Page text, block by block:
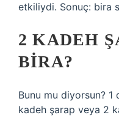
etkiliydi. Sonuç: bira
2 KADEH
BIRA?
Bunu mu diyorsun?
kadeh şarap veya 2